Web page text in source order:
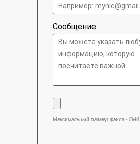
Сообщение
Максимальный размер файла - 5Мб